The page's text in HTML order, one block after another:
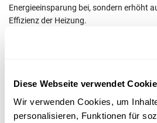
Diese Webseite verwendet
Wir verwenden Cookies, um
personalisieren, Funktionen für
Energieeinsparung bei, sondern erhöht
Effizienz der Heizung.
Vor der Installation sollten folgende